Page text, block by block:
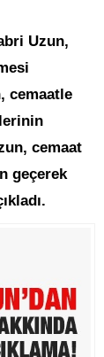
Uzun,
cemaatle
cemaat
geçerek